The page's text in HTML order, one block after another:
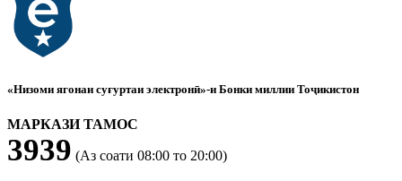
«Низоми ягонаи суғуртаи электронӣ»-и Бонки миллии Тоҷикистон
МАРКАЗИ ТАМОС
3939 (Аз соати 08:00 то 20:00)